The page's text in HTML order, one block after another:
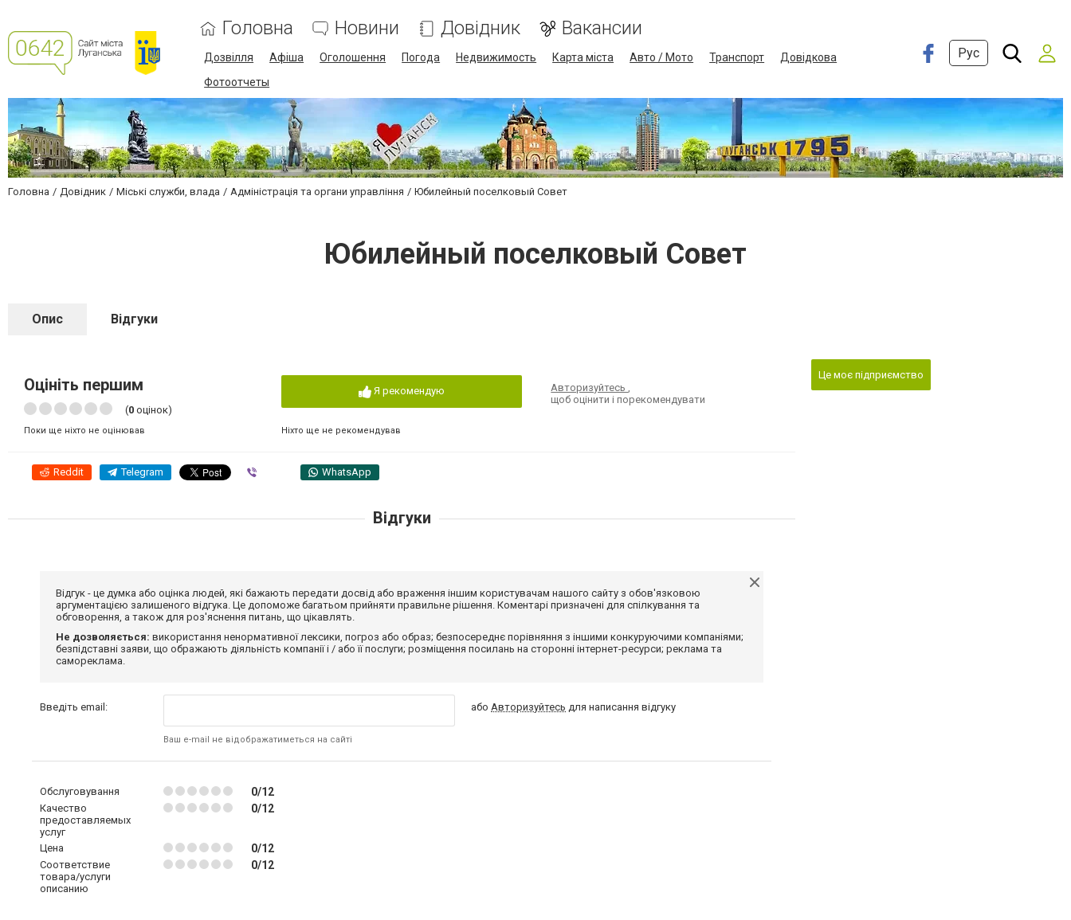
Головна Новини Довідник Вакансии
Дозвілля Афіша Оголошення Погода Недвижимость Карта міста Авто / Мото Транспорт
Довідкова
Фотоотчеты
Рус
Головна Довідник Міські служби, влада Адміністрація та органи управління Юбилейный поселковый Совет
Юбилейный поселковый Совет
Опис Відгуки
Оцініть першим
(0 оцінок)
Поки ще ніхто не оцінював
Я рекомендую
Ніхто ще не рекомендував
Авторизуйтесь,
щоб оцінити і порекомендувати
Reddit Telegram WhatsApp
Це моє підприємство
Відгуки
Відгук - це думка або оцінка людей, які бажають передати досвід або враження іншим користувачам нашого сайту з обов'язковою
аргументацією залишеного відгука. Це допоможе багатьом прийняти правильне рішення. Коментарі призначені для спілкування та
обговорення, а також для роз'яснення питань, що цікавлять.
Не дозволяється: використання ненормативної лексики, погроз або образ; безпосереднє порівняння з іншими конкуруючими компаніями;
безпідставні заяви, що ображають діяльність компанії і / або її послуги; розміщення посилань на сторонні інтернет-ресурси; реклама та
самореклама.
Введіть email:
Ваш e-mail не відображатиметься на сайті
абоАвторизуйтесь для написання відгуку
Обслуговування 0/12
Качество
предоставляемых
услуг
0/12
Цена 0/12
Соответствие
товара/услуги
описанию
0/12